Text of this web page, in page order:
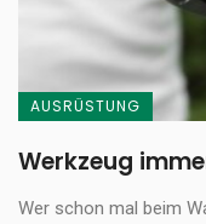
AUSRÜSTUNG
Werkzeug
Wer schon mal beim